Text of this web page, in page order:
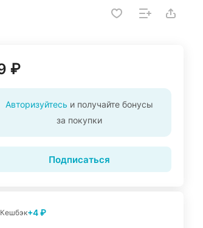
₽
Авторизуйтесь и получайте бонусы
за покупки
Подписаться
Кешбэк+4 ₽